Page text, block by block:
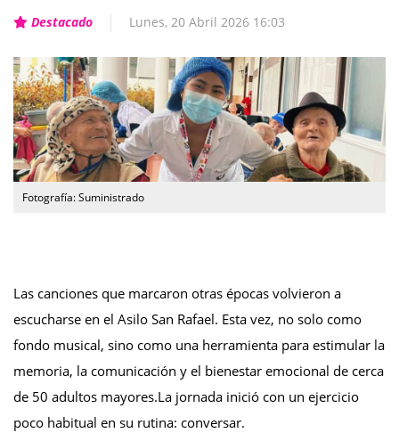
Destacado Lunes, 20 Abril 2026 16:03
Fotografía: Suministrado
Las canciones que marcaron otras épocas volvieron a
escucharse en el Asilo San Rafael. Esta vez, no solo como
fondo musical, sino como una herramienta para estimular la
memoria, la comunicación y el bienestar emocional de cerca
de 50 adultos mayores.La jornada inició con un ejercicio
poco habitual en su rutina: conversar.